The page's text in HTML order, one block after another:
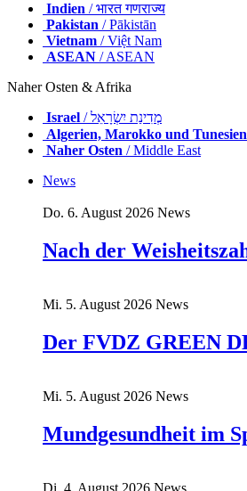
Indien / भारत गणराज्य
Pakistan / Pākistān
Vietnam / Việt Nam
ASEAN / ASEAN
Naher Osten & Afrika
Israel
/ מְדִינַת יִשְׂרָאֵל
Algerien, Marokko und Tunesien
Naher Osten / Middle East
News
Do. 6. August 2026 News
Nach der
Mi. 5. August 2026 News
Der FVDZ GREEN
Mi. 5. August 2026 News
Mundgesundheit im
Di. 4. August 2026 News